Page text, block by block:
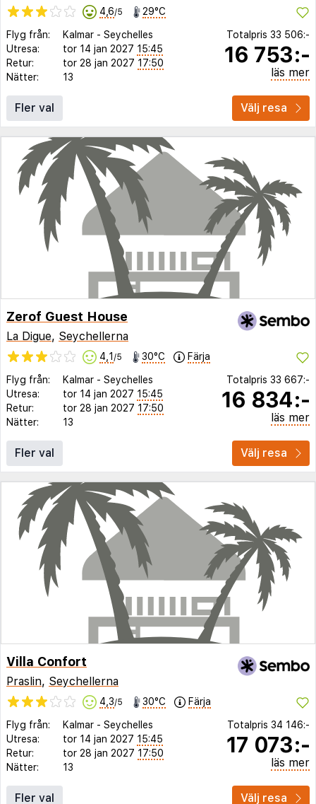
4,6/5 29°C
Flyg från: Kalmar - Seychelles
Utresa:
tor 14 jan 2027 15:45
Retur:
tor 28 jan 2027 17:50
Nätter:
13
Totalpris 33 506:-
16 753:-
läs mer
Fler val Välj resa
Zerof Guest House
La Digue, Seychellerna
4,1 /5 30°C Färja
Flyg från: Kalmar - Seychelles
Utresa:
tor 14 jan 2027 15:45
Retur:
tor 28 jan 2027 17:50
Nätter:
13
Totalpris 33 667:-
16 834:-
läs mer
Fler val Välj resa
Villa Confort
Praslin, Seychellerna
4,3/5 30°C Färja
Flyg från: Kalmar - Seychelles
Utresa:
tor 14 jan 2027 15:45
Retur:
tor 28 jan 2027 17:50
Nätter:
13
Totalpris 34 146:-
17 073:-
läs mer
Fler val Välj resa